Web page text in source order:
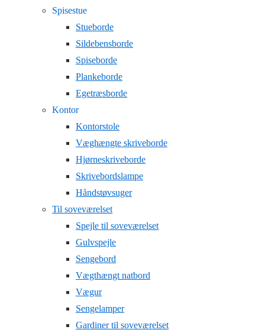
Spisestue
Stueborde
Sildebensborde
Spiseborde
Plankeborde
Egetræsborde
Kontor
Kontorstole
Væghængte skriveborde
Hjørneskriveborde
Skrivebordslampe
Håndstøvsuger
Til soveværelset
Spejle til soveværelset
Gulvspejle
Sengebord
Vægthængt natbord
Vægur
Sengelamper
Gardiner til soveværelset